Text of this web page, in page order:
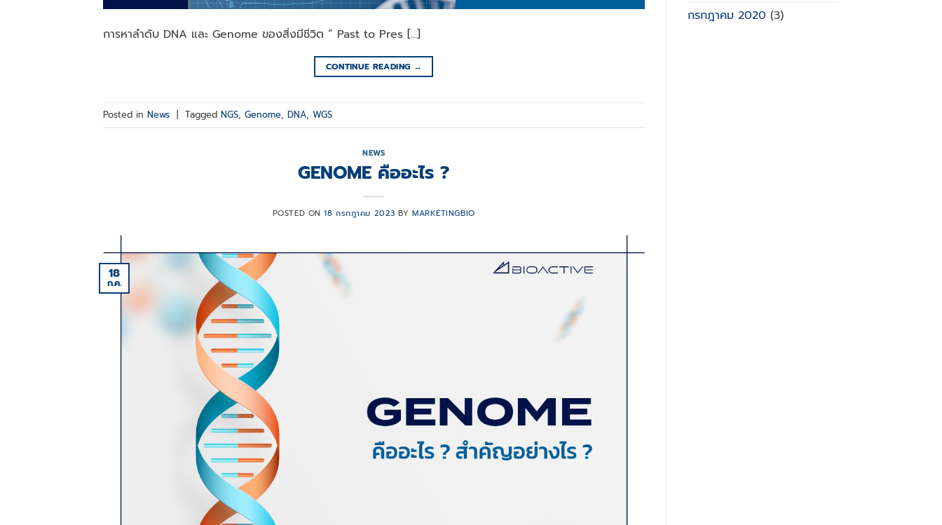
การหาลำดับ DNA และ Genome ของสิ่งมีชีวิต “ Past to Pres […]
CONTINUE READING →
Posted in News | Tagged NGS, Genome, DNA, WGS
NEWS
GENOME คืออะไร ?
POSTED ON18 กรกฎาคม 2023 BYMARKETINGBIO
18
ก.ค.
กรกฎาคม 2020 (3)